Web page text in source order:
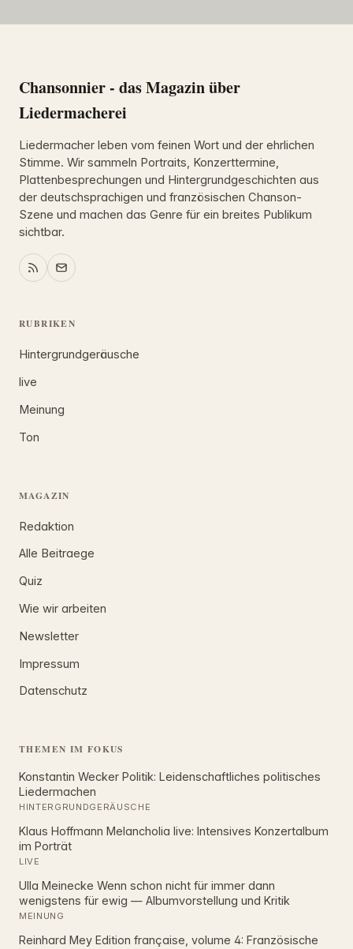
Chansonnier - das Magazin über
Liedermacherei
Liedermacher leben vom feinen Wort und der ehrlichen
Stimme. Wir sammeln Portraits, Konzerttermine,
Plattenbesprechungen und Hintergrundgeschichten aus
der deutschsprachigen und französischen Chanson-
Szene und machen das Genre für ein breites Publikum
sichtbar.
RUBRIKEN
Hintergrundgeräusche
live
Meinung
Ton
MAGAZIN
Redaktion
Alle Beitraege
Quiz
Wie wir arbeiten
Newsletter
Impressum
Datenschutz
THEMEN IM FOKUS
Konstantin Wecker Politik: Leidenschaftliches politisches
Liedermachen
HINTERGRUNDGERÄUSCHE
Klaus Hoffmann Melancholia live: Intensives Konzertalbum
im Porträt
LIVE
Ulla Meinecke Wenn schon nicht für immer dann
wenigstens für ewig — Albumvorstellung und Kritik
MEINUNG
Reinhard Mey Edition française, volume 4: Französische